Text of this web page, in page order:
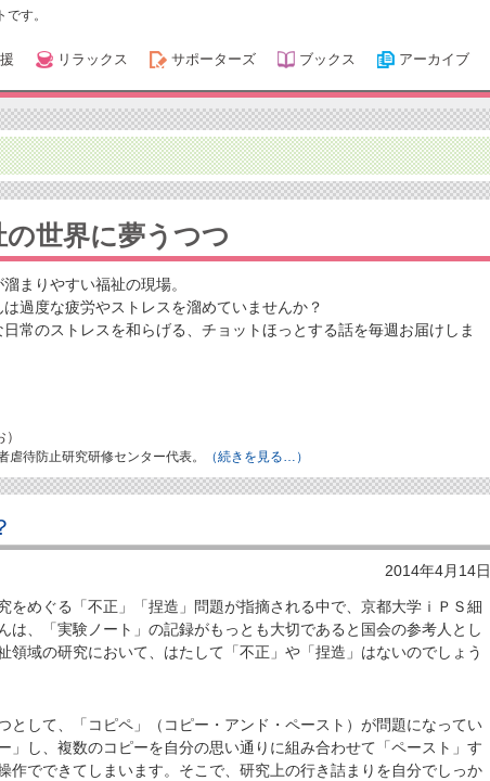
す。
リラックス サポーターズ ブックス アーカイブ
世界に夢うつつ
まりやすい福祉の現場。
は過度な疲労やストレスを溜めていませんか？
日常のストレスを和らげる、チョットほっとする話を毎週お届けしま
待防止研究研修センター代表。 （続きを見る…）
2014年4月14日
めぐる「不正」「捏造」問題が指摘される中で、京都大学ｉＰＳ細
は、「実験ノート」の記録がもっとも大切であると国会の参考人とし
領域の研究において、はたして「不正」や「捏造」はないのでしょう
して、「コピペ」（コピー・アンド・ペースト）が問題になってい
」し、複数のコピーを自分の思い通りに組み合わせて「ペースト」す
作でできてしまいます。そこで、研究上の行き詰まりを自分でしっか